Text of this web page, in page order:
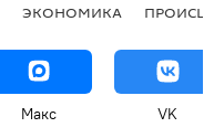
ЭКОНОМИКА
Макс VK